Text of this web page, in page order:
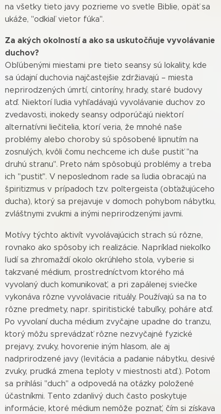
na všetky tieto javy pozrieme vo svetle Biblie, opäť sa
ukáže, "odkiaľ vietor fúka".
Za akých okolností a ako sa uskutočňuje vyvolávanie
duchov?
Obľúbenými miestami pre tieto seansy sú lokality, kde
sa údajní duchovia najčastejšie zdržiavajú – miesta
neprirodzených úmrtí, cintoríny, hrady, staré budovy
atď. Niektorí ľudia vyhľadávajú vyvolávanie duchov zo
zvedavosti, inokedy seansy odporúčajú niektorí
alternatívni liečitelia, ktorí veria, že mnohé naše
problémy alebo choroby sú spôsobené lipnutím na
zosnulých, kvôli čomu nechceme ich duše pustiť "na
druhú stranu". Preto nám spôsobujú problémy a treba
ich "pustiť". V neposlednom rade sa ľudia obracajú na
špiritizmus v prípadoch tzv. poltergeista (obťažujúceho
ducha), ktorý sa prejavuje v domoch pohybom nábytku,
zvláštnymi zvukmi a inými neprirodzenými javmi.
Motívy týchto aktivít vyvolávajúcich strach sú rôzne,
rovnako ako spôsoby ich realizácie. Napríklad niekoľko
ľudí sa zhromaždí okolo okrúhleho stola, vyberie si
takzvané médium, prostredníctvom ktorého má
vyvolaný duch komunikovať, a pri zapálenej sviečke
vykonáva rôzne vyvolávacie rituály. Používajú sa na to
rôzne predmety, napr. spiritistické tabuľky, poháre atď.
Po vyvolaní ducha médium zvyčajne upadne do tranzu,
ktorý môžu sprevádzať rôzne nezvyčajné fyzické
prejavy, zvuky, hovorenie iným hlasom, ale aj
nadprirodzené javy (levitácia a padanie nábytku, desivé
zvuky, prudká zmena teploty v miestnosti atď.). Potom
sa prihlási "duch" a odpovedá na otázky položené
účastníkmi. Tento zdanlivý duch často poskytuje
informácie, ktoré médium nemôže poznať, čím si získava